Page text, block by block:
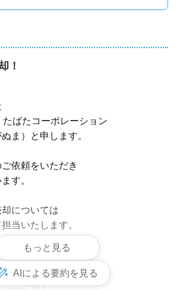
！
ばたコーポレーション
ま）と申します。
依頼をいただき
す。
については
当いたします。
させていただき
の
だきます。
もっと見る
AIによる要約を見る